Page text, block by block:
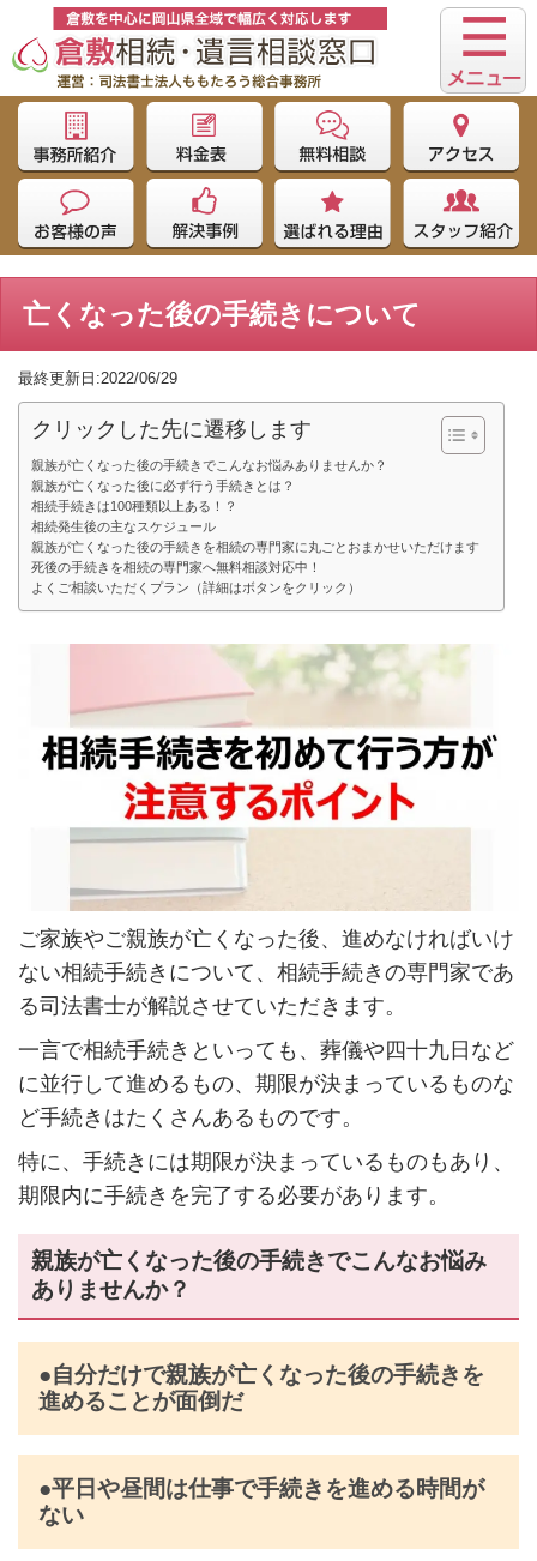
亡くなった後の手続きについて
最終更新日:2022/06/29
クリックした先に遷移します
親族が亡くなった後の手続きでこんなお悩みありませんか？
親族が亡くなった後に必ず行う手続きとは？
相続手続きは100種類以上ある！？
相続発生後の主なスケジュール
親族が亡くなった後の手続きを相続の専門家に丸ごとおまかせいただけます
死後の手続きを相続の専門家へ無料相談対応中！
よくご相談いただくプラン（詳細はボタンをクリック）
ご家族やご親族が亡くなった後、進めなければいけ
ない相続手続きについて、相続手続きの専門家であ
る司法書士が解説させていただきます。
一言で相続手続きといっても、葬儀や四十九日など
に並行して進めるもの、期限が決まっているものな
ど手続きはたくさんあるものです。
特に、手続きには期限が決まっているものもあり、
期限内に手続きを完了する必要があります。
親族が亡くなった後の手続きでこんなお悩み
ありませんか？
●自分だけで親族が亡くなった後の手続きを
進めることが面倒だ
●平日や昼間は仕事で手続きを進める時間が
ない